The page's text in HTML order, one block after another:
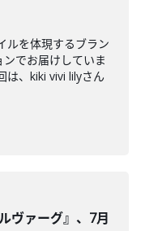
ルを体現するブラン
でお届けしていま
は、kiki vivi lilyさん
ヴァーグ』、7月